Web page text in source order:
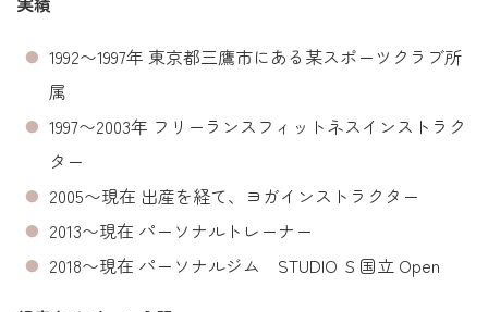
1992〜1997年 東京都三鷹市にある某スポーツクラブ所
属
1997〜2003年 フリーランスフィットネスインストラク
ター
2005〜現在 出産を経て、ヨガインストラクター
2013〜現在 パーソナルトレーナー
2018〜現在 パーソナルジム STUDIO Ｓ国立 Open